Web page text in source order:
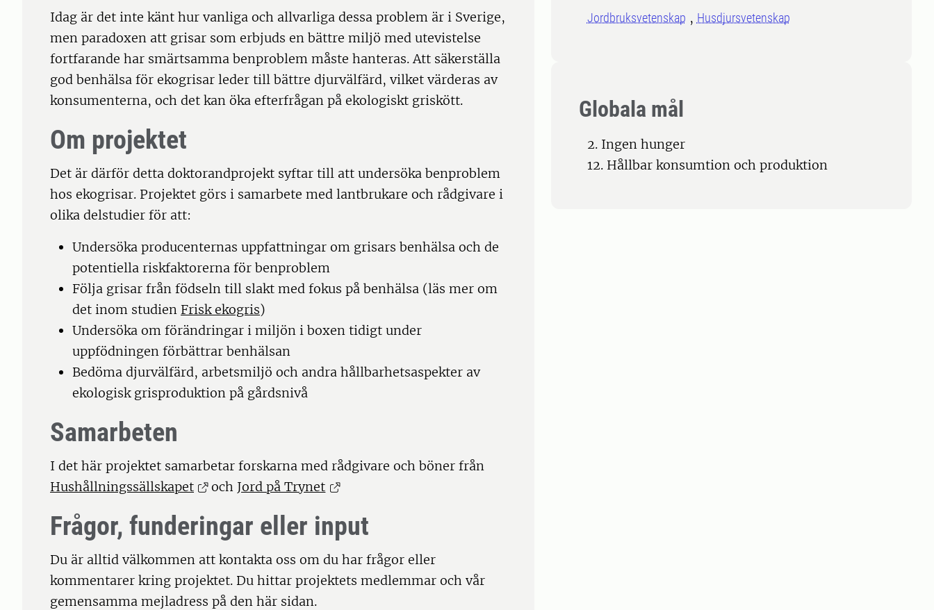
Jordbruksvetenskap Husdjursvetenskap
Globala mål
2. Ingen hunger
12. Hållbar konsumtion och produktion
Idag är det inte känt hur vanliga och allvarliga dessa problem är i Sverige,
men paradoxen att grisar som erbjuds en bättre miljö med utevistelse
fortfarande har smärtsamma benproblem måste hanteras. Att säkerställa
god benhälsa för ekogrisar leder till bättre djurvälfärd, vilket värderas av
konsumenterna, och det kan öka efterfrågan på ekologiskt griskött.
Om projektet
Det är därför detta doktorandprojekt syftar till att undersöka benproblem
hos ekogrisar. Projektet görs i samarbete med lantbrukare och rådgivare i
olika delstudier för att:
Undersöka producenternas uppfattningar om grisars benhälsa och de
potentiella riskfaktorerna för benproblem
Följa grisar från födseln till slakt med fokus på benhälsa (läs mer om
det inom studien Frisk ekogris)
Undersöka om förändringar i miljön i boxen tidigt under
uppfödningen förbättrar benhälsan
Bedöma djurvälfärd, arbetsmiljö och andra hållbarhetsaspekter av
ekologisk grisproduktion på gårdsnivå
Samarbeten
I det här projektet samarbetar forskarna med rådgivare och böner från
Hushållningssällskapet
och Jord på Trynet
Frågor, funderingar eller input
Du är alltid välkommen att kontakta oss om du har frågor eller
kommentarer kring projektet. Du hittar projektets medlemmar och vår
gemensamma mejladress på den här sidan.